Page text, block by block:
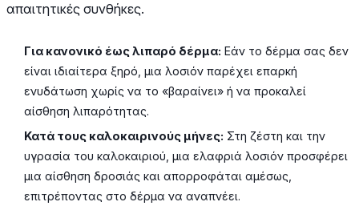
απαιτητικές συνθήκες.
Για κανονικό έως λιπαρό δέρμα: Εάν το δέρμα σας δεν
είναι ιδιαίτερα ξηρό, μια λοσιόν παρέχει επαρκή
ενυδάτωση χωρίς να το «βαραίνει» ή να προκαλεί
αίσθηση λιπαρότητας.
Κατά τους καλοκαιρινούς μήνες: Στη ζέστη και την
υγρασία του καλοκαιριού, μια ελαφριά λοσιόν προσφέρει
μια αίσθηση δροσιάς και απορροφάται αμέσως,
επιτρέποντας στο δέρμα να αναπνέει.